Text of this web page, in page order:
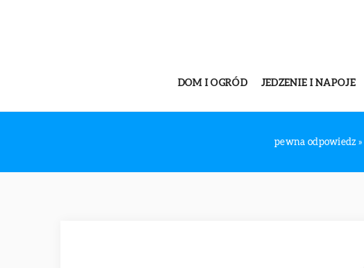
DOM I OGRÓD JEDZENIE I NAPOJE
pewna odpowiedz »